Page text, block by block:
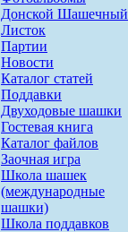
Донской Шашечный
Листок
Партии
Новости
Каталог статей
Поддавки
Двуходовые шашки
Гостевая книга
Каталог файлов
Заочная игра
Школа шашек
(международные
шашки)
Школа поддавков